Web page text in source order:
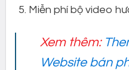
Miễn phí bộ video
Xem thêm:
Website bán